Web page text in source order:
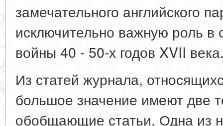
замечательного английского
исключительно важную роль в
войны 40 - 50-х годов XVII
Из статей журнала,
большое значение имеют две
обобщающие статьи. Одна из